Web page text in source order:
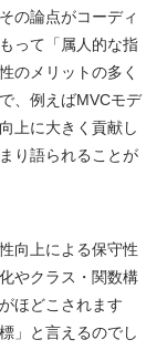
の論点がコーディ
って「属人的な指
のメリットの多く
、例えばMVCモデ
上に大きく貢献し
り語られることが
向上による保守性
やクラス・関数構
ほどこされます
」と言えるのでし